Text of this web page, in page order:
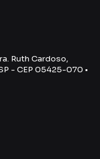
Ruth Cardoso,
- CEP 05425-070 •